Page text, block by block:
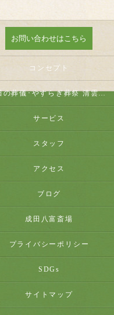
お問い合わせはこちら
コンセプト
成田の葬儀･やすらぎ葬祭 清雲の評判
サービス
スタッフ
アクセス
ブログ
成田八富斎場
プライバシーポリシー
SDGs
サイトマップ